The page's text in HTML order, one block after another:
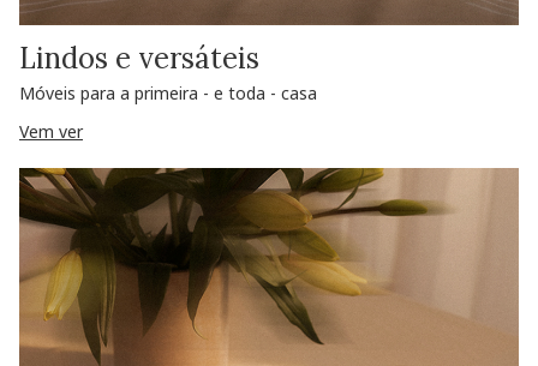
Lindos e versáteis
Móveis para a primeira - e toda - casa
Vem ver